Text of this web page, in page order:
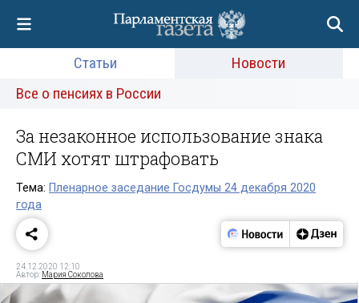
Статьи
Новости
Все о пенсиях в России
За незаконное использование знака
СМИ хотят штрафовать
Тема: Пленарное заседание Госдумы 24 декабря 2020
года
24.12.2020 12:10
Автор: Мария Соколова